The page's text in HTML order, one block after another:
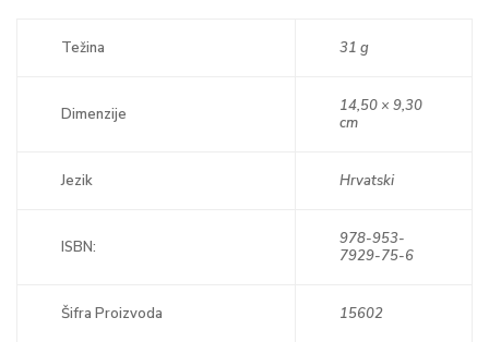
Težina 31 g
Dimenzije
14,50 × 9,30
cm
Jezik Hrvatski
ISBN:
978-953-
7929-75-6
Šifra Proizvoda 15602